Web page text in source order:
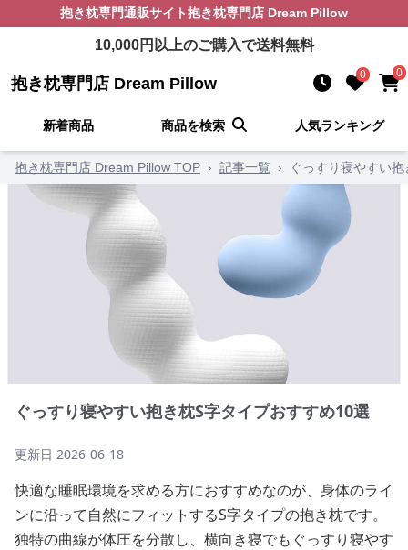
抱き枕専門通販サイト抱き枕専門店 Dream Pillow
10,000円以上のご購入で送料無料
抱き枕専門店 Dream Pillow 0 0
新着商品 商品を検索 人気ランキング
抱き枕専門店 Dream Pillow TOP › 記事一覧 › ぐっすり寝やすい
ぐっすり寝やすい抱き枕S字タイプおすすめ10選
更新日 2026-06-18
快適な睡眠環境を求める方におすすめなのが、身体のライ
ンに沿って自然にフィットするS字タイプの抱き枕です。
独特の曲線が体圧を分散し、横向き寝でもぐっすり寝やす